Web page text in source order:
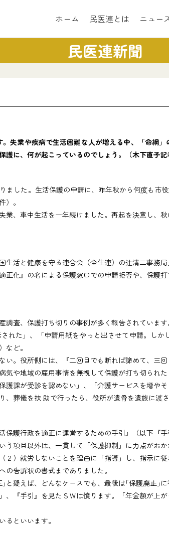
ホーム 民医連とは ニュー
民医連新聞
失業や疾病で生活困難な人が増える中、「命綱
に、何が起こっているのでしょう。（木下直子記
した。生活保護の申請に、昨年秋から何度も市
。
、車中生活を一年続けました。再起を決意し、
活と健康を守る連合会（全生連）の辻清二事務局
化』の名による保護窓口での申請拒否や、保護
査、保護打ち切りの事例が多く報告されています
た」、「申請用紙をやっと出させて申請。し
ど。
。役所側には、『二回目でも断れば諦めて、三
や地域の雇用事情を無視して保護が打ち切られ
課が受診を認めない」、「介護サービスを増や
葬儀を扶 助で行ったら、役所が遺骨を遺族に渡
護行政を適正に運営するための手引』（以下『手
項目以外は、一貫して「保護抑制」に力点がおか
）就労しないことを理由に「指導」し、指示に
告訴状の書式までありました。
疑えば、どんなケースでも、最後は｢保護廃止｣に
『手引』を見たＳＷは憤ります。「年金額が上
といいます。